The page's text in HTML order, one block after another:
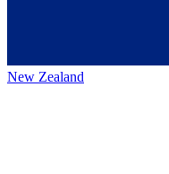
New Zealand